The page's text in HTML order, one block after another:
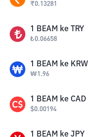
₹0.13281
1 BEAM ke TRY
₺0.06658
1 BEAM ke KRW
₩1.96
1 BEAM ke CAD
$0.00194
1 BEAM ke JPY